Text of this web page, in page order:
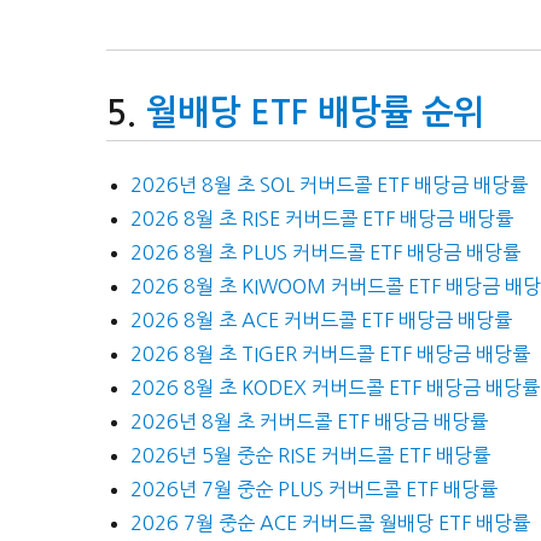
월배당 ETF 배당률 순위
2026년 8월 초 SOL 커버드콜 ETF 배당금 배당률
2026 8월 초 RISE 커버드콜 ETF 배당금 배당률
2026 8월 초 PLUS 커버드콜 ETF 배당금 배당률
2026 8월 초 KIWOOM 커버드콜 ETF 배당금 배
2026 8월 초 ACE 커버드콜 ETF 배당금 배당률
2026 8월 초 TIGER 커버드콜 ETF 배당금 배당률
2026 8월 초 KODEX 커버드콜 ETF 배당금 배당률
2026년 8월 초 커버드콜 ETF 배당금 배당률
2026년 5월 중순 RISE 커버드콜 ETF 배당률
2026년 7월 중순 PLUS 커버드콜 ETF 배당률
2026 7월 중순 ACE 커버드콜 월배당 ETF 배당률